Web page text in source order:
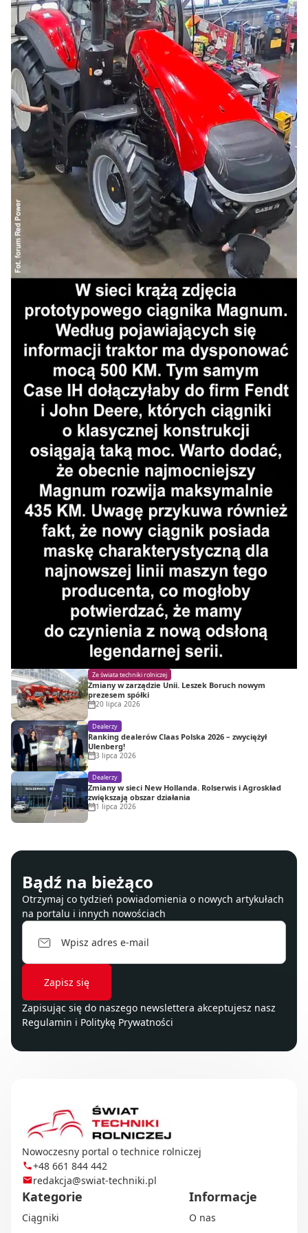
Ze świata techniki rolniczej
Zmiany w zarządzie Unii. Leszek Boruch nowym
prezesem spółki
20 lipca 2026
Dealerzy
Ranking dealerów Claas Polska 2026 – zwyciężył
Ulenberg!
3 lipca 2026
Dealerzy
Zmiany w sieci New Hollanda. Rolserwis i Agroskład
zwiększają obszar działania
1 lipca 2026
Bądź na bieżąco
Otrzymaj co tydzień powiadomienia o nowych artykułach
na portalu i innych nowościach
Zapisując się do naszego newslettera akceptujesz nasz
Regulamin i Politykę Prywatności
Nowoczesny portal o technice rolniczej
+48 661 844 442
redakcja@swiat-techniki.pl
Kategorie
Ciągniki
Informacje
O nas